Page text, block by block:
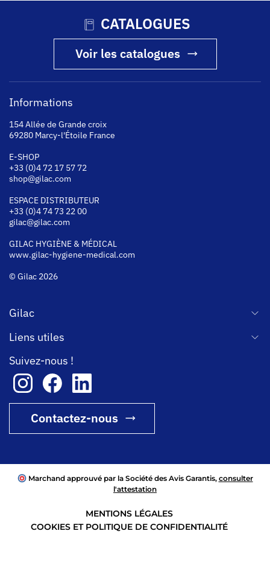
CATALOGUES
Voir les catalogues
Informations
154 Allée de Grande croix
69280 Marcy-l'Étoile France
E-SHOP
+33 (0)4 72 17 57 72
shop@gilac.com
ESPACE DISTRIBUTEUR
+33 (0)4 74 73 22 00
gilac@gilac.com
GILAC HYGIÈNE & MÉDICAL
www.gilac-hygiene-medical.com
© Gilac 2026
Gilac
Liens utiles
Suivez-nous !
Contactez-nous
Marchand approuvé par la Société des Avis Garantis, consulter
l'attestation
MENTIONS LÉGALES
COOKIES ET POLITIQUE DE CONFIDENTIALITÉ